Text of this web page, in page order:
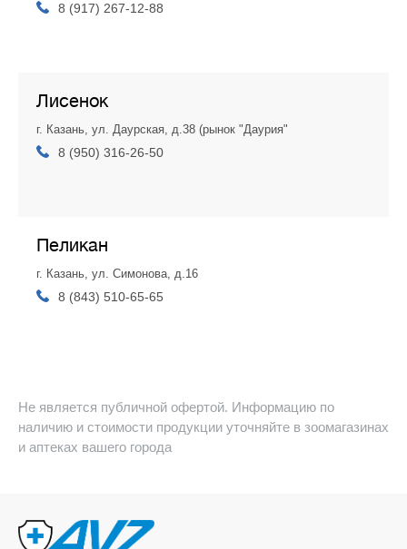
8 (917) 267-12-88
Лисенок
г. Казань, ул. Даурская, д.38 (рынок "Даурия"
8 (950) 316-26-50
Пеликан
г. Казань, ул. Симонова, д.16
8 (843) 510-65-65
Не является публичной офертой. Информацию по
наличию и стоимости продукции уточняйте в зоомагазинах
и аптеках вашего города